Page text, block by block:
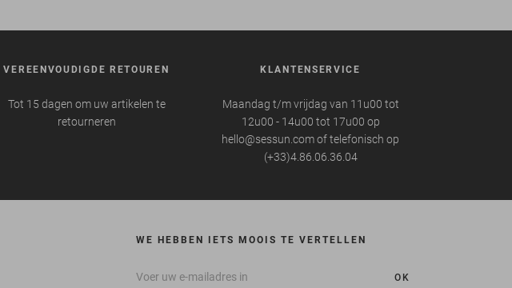
VEREENVOUDIGDE RETOUREN
Tot 15 dagen om uw artikelen te
retourneren
KLANTENSERVICE
Maandag t/m vrijdag van 11u00 tot
12u00 - 14u00 tot 17u00 op
hello@sessun.com of telefonisch op
(+33)4.86.06.36.04
WE HEBBEN IETS MOOIS TE VERTELLEN
OK